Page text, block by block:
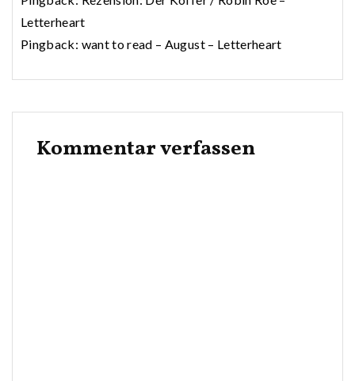
Letterheart
Pingback: want to read – August – Letterheart
Kommentar verfassen